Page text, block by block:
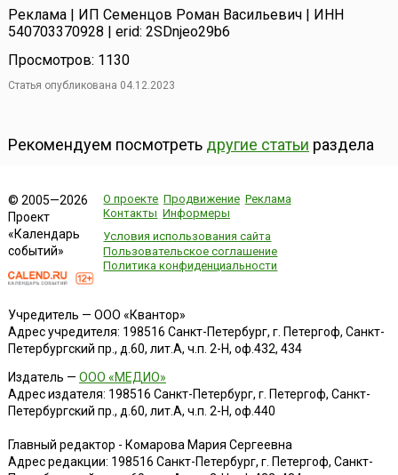
Реклама | ИП Семенцов Роман Васильевич | ИНН
540703370928 | erid: 2SDnjeo29b6
Просмотров: 1130
Статья опубликована 04.12.2023
Рекомендуем посмотреть другие статьи раздела
© 2005—2026
Проект
«Календарь
событий»
О проекте Продвижение Реклама
Контакты Информеры
Условия использования сайта
Пользовательское соглашение
Политика конфиденциальности
Учредитель — ООО «Квантор»
Адрес учредителя: 198516 Санкт-Петербург, г. Петергоф, Санкт-
Петербургский пр., д.60, лит.А, ч.п. 2-Н, оф.432, 434
Издатель — ООО «МЕДИО»
Адрес издателя: 198516 Санкт-Петербург, г. Петергоф, Санкт-
Петербургский пр., д.60, лит.А, ч.п. 2-Н, оф.440
Главный редактор - Комарова Мария Сергеевна
Адрес редакции: 198516 Санкт-Петербург, г. Петергоф, Санкт-